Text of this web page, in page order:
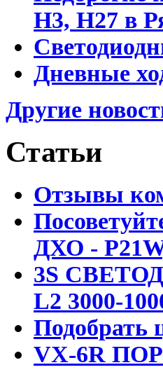
Н3, Н27 в
Дневные
Другие
Статьи
Отзывы
ДХО -
3S
L2 3000-
Подобрать
VX-6R